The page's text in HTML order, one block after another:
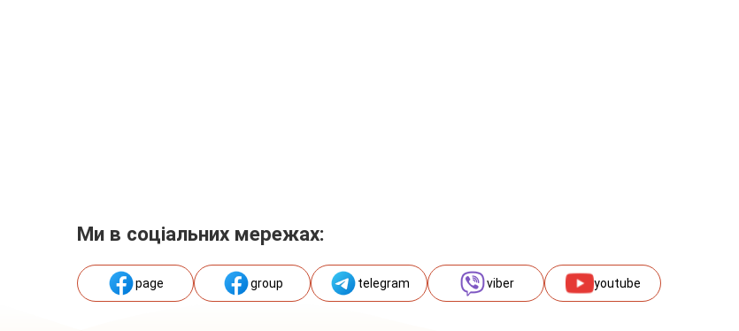
Ми в соціальних мережах:
page group telegram viber youtube